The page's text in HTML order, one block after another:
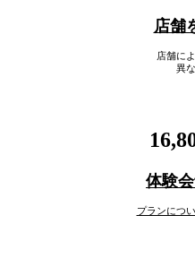
店舗
店舗に
異
体験
プランにつ